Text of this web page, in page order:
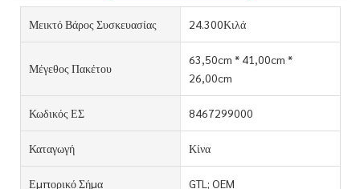
Μεικτό Βάρος Συσκευασίας 24.300Κιλά
Μέγεθος Πακέτου
63,50cm * 41,00cm *
26,00cm
Κωδικός ΕΣ 8467299000
Καταγωγή Κίνα
Εμπορικό Σήμα GTL; OEM